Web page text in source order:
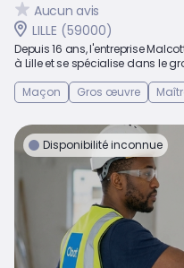
Aucun avis
LILLE (59000)
Depuis 16 ans, l'entreprise
à Lille et se spécialise dans le
Maçon
Gros œuvre
Disponibilité inconnue